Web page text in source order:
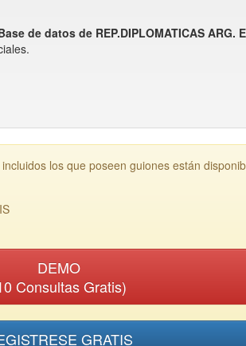
de datos de REP.DIPLOMATICAS ARG.
los que poseen guiones están
DEMO
Consultas Gratis)
GRATIS